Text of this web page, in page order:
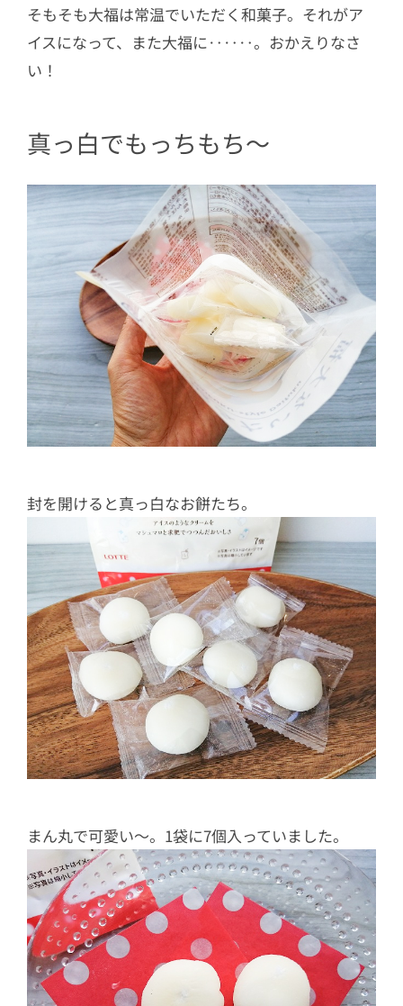
そもそも大福は常温でいただく和菓子。それがア
イスになって、また大福に‥‥‥。おかえりなさ
い！
真っ白でもっちもち～
封を開けると真っ白なお餅たち。
まん丸で可愛い～。1袋に7個入っていました。